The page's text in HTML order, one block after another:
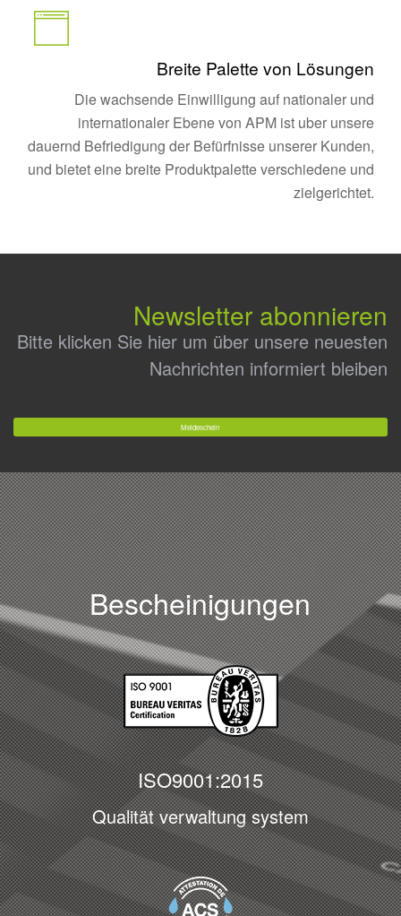
Breite Palette von Lösungen
Die wachsende Einwilligung auf nationaler und
internationaler Ebene von APM ist uber unsere
dauernd Befriedigung der Befürfnisse unserer Kunden,
und bietet eine breite Produktpalette verschiedene und
zielgerichtet.
Newsletter abonnieren
Bitte klicken Sie hier um über unsere neuesten
Nachrichten informiert bleiben
Meldeschein
Bescheinigungen
ISO9001:2015
Qualität verwaltung system